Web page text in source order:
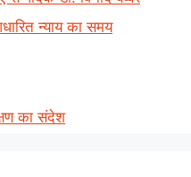
न्याय का समय
का संदेश